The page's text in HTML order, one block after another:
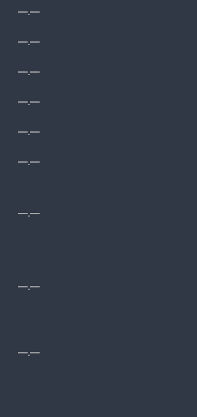
—.—
—.—
—.—
—.—
—.—
—.—
—.—
—.—
—.—